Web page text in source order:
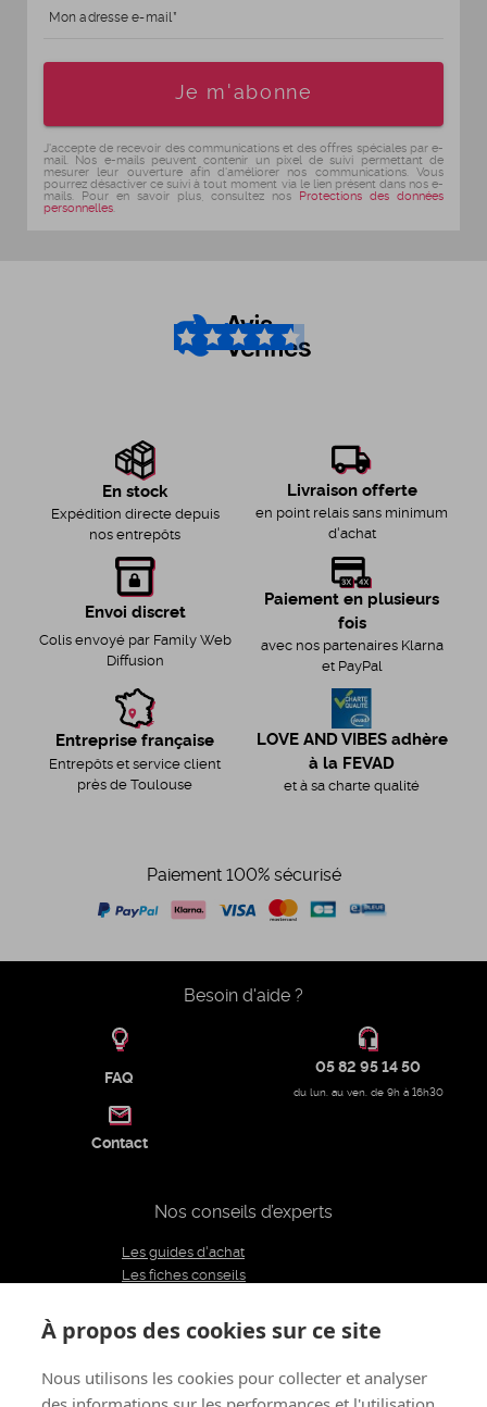
Mon adresse e-mail
Je m'abonne
J'accepte de recevoir des communications et des offres spéciales par e-
mail. Nos e-mails peuvent contenir un pixel de suivi permettant de
mesurer leur ouverture afin d'améliorer nos communications. Vous
pourrez désactiver ce suivi à tout moment via le lien présent dans nos e-
mails. Pour en savoir plus, consultez nos Protections des données
personnelles
4.6/5
En stock
Expédition directe depuis
nos entrepôts
Livraison offerte
en point relais sans minimum
d'achat
Envoi discret
Colis envoyé par Family Web
Diffusion
Paiement en plusieurs
fois
avec nos partenaires Klarna
et PayPal
Entreprise française
Entrepôts et service client
près de Toulouse
LOVE AND VIBES adhère
à la FEVAD
et à sa charte qualité
Paiement 100% sécurisé
Besoin d'aide ?
FAQ
05 82 95 14 50
du lun. au ven. de 9h à 16h30
Contact
Nos conseils d’experts
Les guides d'achat
Les fiches conseils
Le blog
À propos des cookies sur ce site
Nous utilisons les cookies pour collecter et analyser